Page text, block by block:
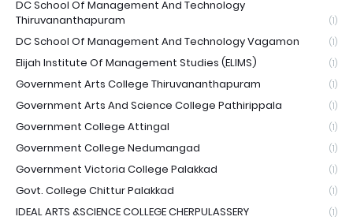
DC School Of Management And Technology
Thiruvananthapuram
(1)
DC School Of Management And Technology Vagamon (1)
Elijah Institute Of Management Studies (ELIMS) (1)
Government Arts College Thiruvananthapuram (1)
Government Arts And Science College Pathirippala (1)
Government College Attingal (1)
Government College Nedumangad (1)
Government Victoria College Palakkad (1)
Govt. College Chittur Palakkad (1)
IDEAL ARTS &SCIENCE COLLEGE CHERPULASSERY (1)